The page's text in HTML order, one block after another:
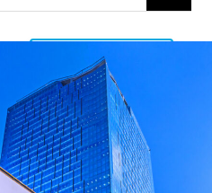
金コラム
産分析
003
間：
お問い合わせ